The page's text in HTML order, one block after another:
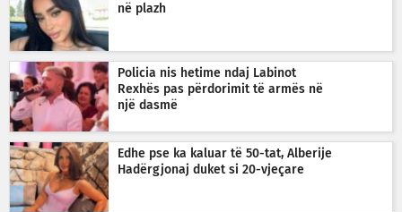
në plazh
Policia nis hetime ndaj Labinot
Rexhës pas përdorimit të armës në
një dasmë
Edhe pse ka kaluar të 50-tat, Alberije
Hadërgjonaj duket si 20-vjeçare